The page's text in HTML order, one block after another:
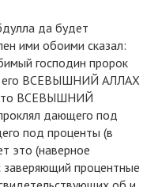
да будет
ими обоими сказал:
господин пророк
его ВСЕВЫШНИЙ АЛЛАХ
что ВСЕВЫШНИЙ
дающего под
под проценты (в
это (наверное
процентные